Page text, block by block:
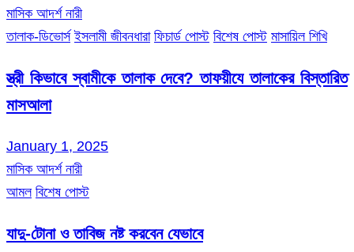
মাসিক আদর্শ নারী
তালাক-ডিভোর্স ইসলামী জীবনধারা ফিচার্ড পোস্ট বিশেষ পোস্ট মাসায়িল শিখি
স্ত্রী কিভাবে স্বামীকে তালাক দেবে? তাফয়ীযে তালাকের বিস্তারিত
মাসআলা
January 1, 2025
মাসিক আদর্শ নারী
আমল বিশেষ পোস্ট
যাদু-টোনা ও তাবিজ নষ্ট করবেন যেভাবে